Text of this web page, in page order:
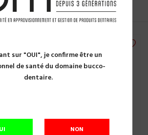
sur "OUI", je confirme être un
de santé du domaine bucco-
dentaire.
NON